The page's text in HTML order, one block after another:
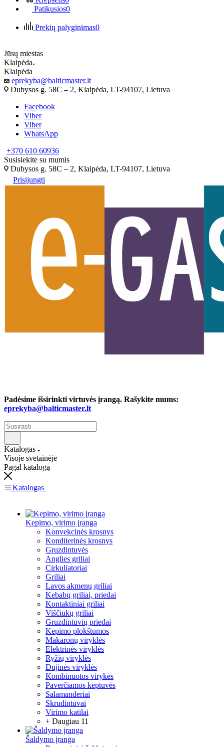
Patikusios0
Prekių palyginimas0
Jūsų miestas
Klaipėda
Klaipėda
eprekyba@balticmaster.lt
Dubysos g. 58C – 2, Klaipėda, LT-94107, Lietuva
Facebook
Viber
Viber
WhatsApp
+370 610 60936
Susisiekite su mumis
Dubysos g. 58C – 2, Klaipėda, LT-94107, Lietuva
Prisijungti
Padėsime išsirinkti virtuvės įrangą. Rašykite mums:
eprekyba@balticmaster.lt
Katalogas
Visoje svetainėje
Pagal katalogą
Katalogas
Kepimo, virimo įranga
Konvekcinės krosnys
Konditerinės krosnys
Gruzdintuvės
Anglies griliai
Cirkuliatoriai
Griliai
Lavos akmenų griliai
Kebabų griliai, priedai
Kontaktiniai griliai
Viščiukų griliai
Gruzdintuvių priedai
Kepimo plokštumos
Makaronų viryklės
Elektrinės viryklės
Ryžių viryklės
Dujinės viryklės
Kombinuotos virykės
Paverčiamos keptuvės
Salamanderiai
Skrudintuvai
Virimo katilai
+ Daugiau 11
Šaldymo įranga